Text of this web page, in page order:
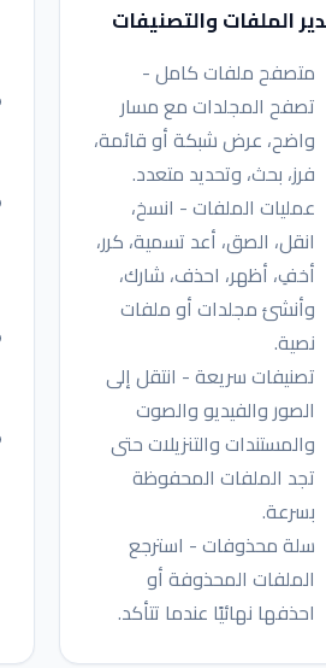
الملفات والتصنيفات
متصفح ملفات كامل -
تصفح المجلدات مع مسار
واضح، عرض شبكة أو قائمة،
فرز، بحث، وتحديد متعدد.
عمليات الملفات - انسخ،
انقل، الصق، أعد تسمية، كرر،
أخفِ، أظهر، احذف، شارك،
وأنشئ مجلدات أو ملفات
نصية.
تصنيفات سريعة - انتقل إلى
الصور والفيديو والصوت
والمستندات والتنزيلات حتى
تجد الملفات المحفوظة
بسرعة.
سلة محذوفات - استرجع
الملفات المحذوفة أو
احذفها نهائيًا عندما تتأكد.